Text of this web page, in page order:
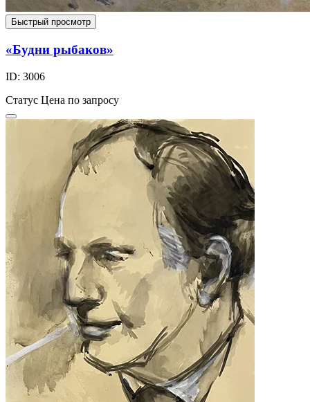
Быстрый просмотр
«Будни рыбаков»
ID: 3006
Статус Цена по запросу